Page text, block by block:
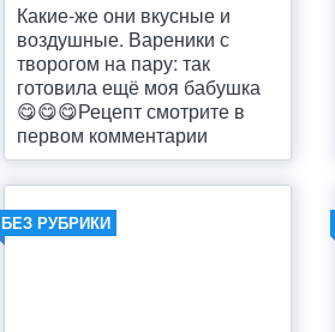
Какие-же они вкусные и
воздушные. Вареники с
творогом на пару: так
готовила ещё моя бабушка
😋😋😋Рецепт смотрите в
первом комментарии
БЕЗ РУБРИКИ